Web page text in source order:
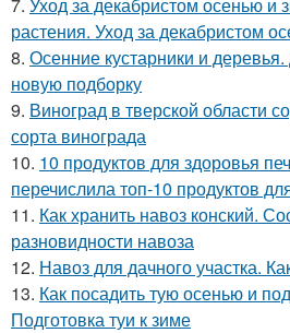
растения. Уход за декабристом
8. Осенние кустарники и
новую подборку
9. Виноград в тверской области
сорта винограда
10. 10 продуктов для здоровья
перечислила топ-10 продуктов
11. Как хранить навоз конский.
разновидности навоза
12. Навоз для дачного участка.
13. Как посадить тую осенью и
Подготовка туи к зиме